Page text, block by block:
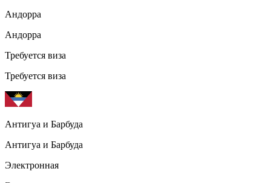
Андорра
Андорра
Требуется виза
Требуется виза
Антигуа и Барбуда
Антигуа и Барбуда
Электронная